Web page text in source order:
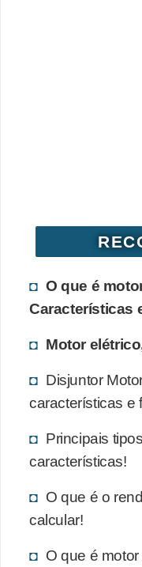
O que é
Características
Motor
Disjuntor
características e
Principais
características!
O que é o
calcular!
O que é